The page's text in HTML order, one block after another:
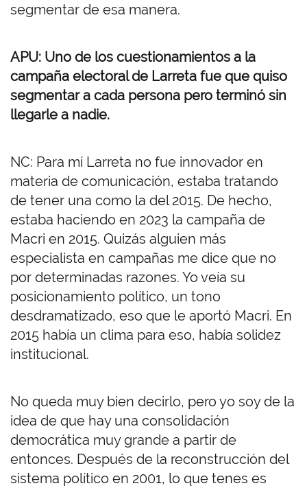
segmentar de esa manera.
APU: Uno de los cuestionamientos a la
campaña electoral de Larreta fue que quiso
segmentar a cada persona pero terminó sin
llegarle a nadie.
NC: Para mí Larreta no fue innovador en
materia de comunicación, estaba tratando
de tener una como la del 2015. De hecho,
estaba haciendo en 2023 la campaña de
Macri en 2015. Quizás alguien más
especialista en campañas me dice que no
por determinadas razones. Yo veía su
posicionamiento político, un tono
desdramatizado, eso que le aportó Macri. En
2015 había un clima para eso, había solidez
institucional.
No queda muy bien decirlo, pero yo soy de la
idea de que hay una consolidación
democrática muy grande a partir de
entonces. Después de la reconstrucción del
sistema político en 2001, lo que tenes es